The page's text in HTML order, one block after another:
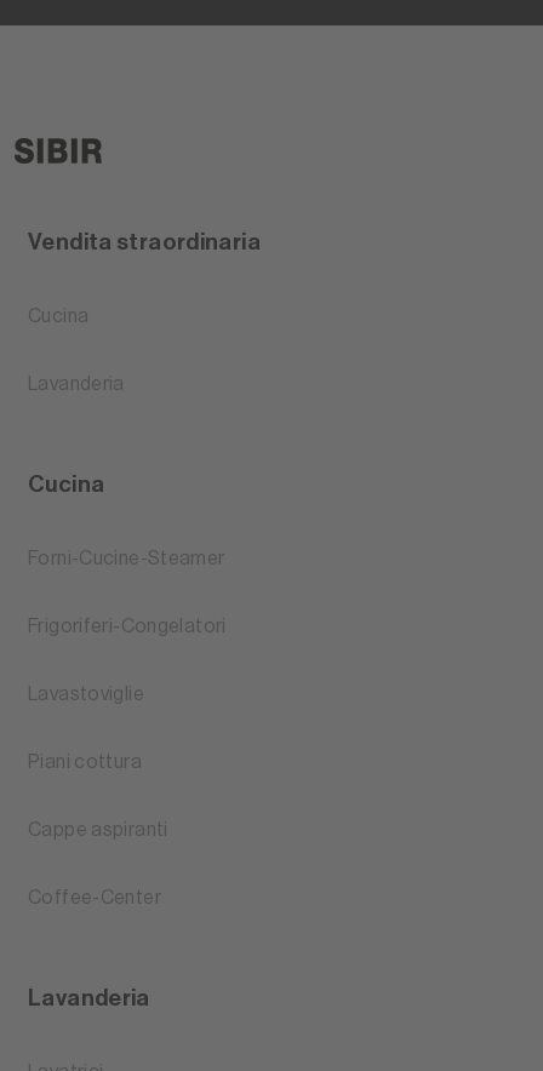
Vendita straordinaria
Cucina
Lavanderia
Cucina
Forni-Cucine-Steamer
Frigoriferi-Congelatori
Lavastoviglie
Piani cottura
Cappe aspiranti
Coffee-Center
Lavanderia